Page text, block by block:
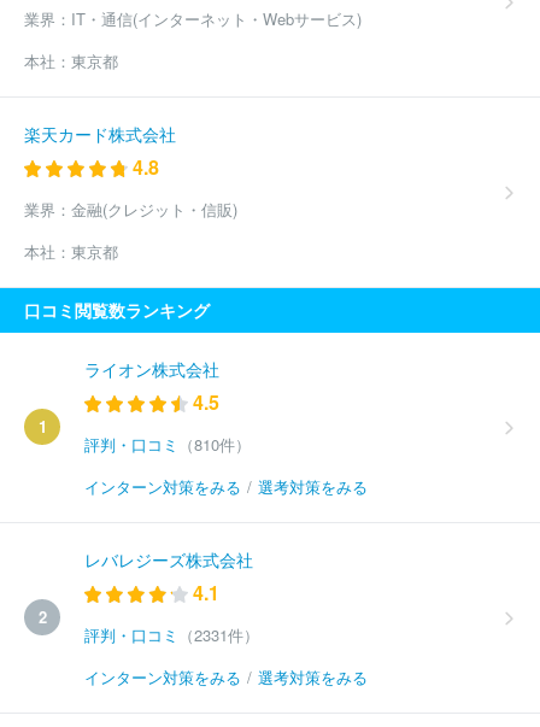
業界： IT・通信(インターネット・Webサービス)
本社： 東京都
楽天カード株式会社
4.8
業界： 金融(クレジット・信販)
本社： 東京都
口コミ閲覧数ランキング
1
ライオン株式会社
4.5
評判・口コミ
（810件）
インターン対策をみる / 選考対策をみる
2
レバレジーズ株式会社
4.1
評判・口コミ
（2331件）
インターン対策をみる / 選考対策をみる